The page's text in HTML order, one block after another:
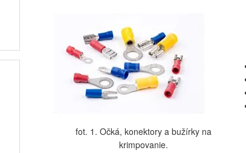
fot. 1. Očká, konektory a bužírky na
krimpovanie.